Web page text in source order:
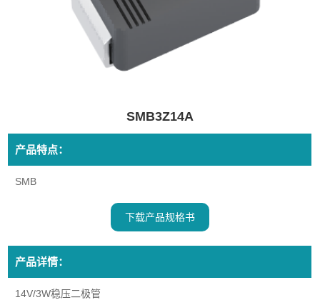
SMB3Z14A
产品特点：
SMB
下载产品规格书
产品详情：
14V/3W稳压二极管